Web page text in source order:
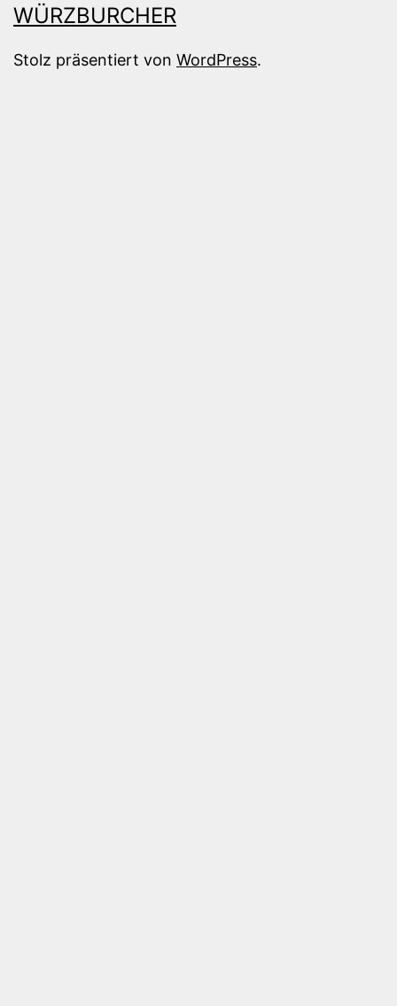
WÜRZBURCHER
Stolz präsentiert von WordPress.